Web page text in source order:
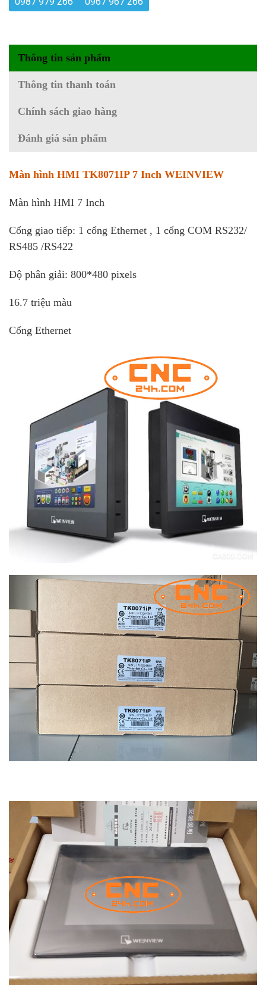
Thông tin sản phẩm
Thông tin thanh toán
Chính sách giao hàng
Đánh giá sản phẩm
Màn hình HMI TK8071IP 7 Inch WEINVIEW
Màn hình HMI 7 Inch
Cổng giao tiếp: 1 cổng Ethernet , 1 cổng COM RS232/
RS485 /RS422
Độ phân giải: 800*480 pixels
16.7 triệu màu
Cổng Ethernet